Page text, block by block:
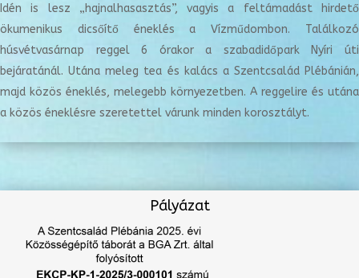
Idén is lesz „hajnalhasasztás”, vagyis a feltámadást hirdető
ökumenikus dicsőítő éneklés a Vízműdombon. Találkozó
húsvétvasárnap reggel 6 órakor a szabadidőpark Nyíri úti
bejáratánál. Utána meleg tea és kalács a Szentcsalád Plébánián,
majd közös éneklés, melegebb környezetben. A reggelire és utána
a közös éneklésre szeretettel várunk minden korosztályt.
Pályázat